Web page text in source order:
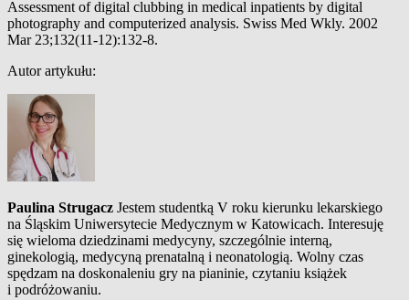
Assessment of digital clubbing in medical inpatients by digital
photography and computerized analysis. Swiss Med Wkly. 2002
Mar 23;132(11-12):132-8.
Autor artykułu:
Paulina Strugacz Jestem studentką V roku kierunku lekarskiego
na Śląskim Uniwersytecie Medycznym w Katowicach. Interesuję
się wieloma dziedzinami medycyny, szczególnie interną,
ginekologią, medycyną prenatalną i neonatologią. Wolny czas
spędzam na doskonaleniu gry na pianinie, czytaniu książek
i podróżowaniu.